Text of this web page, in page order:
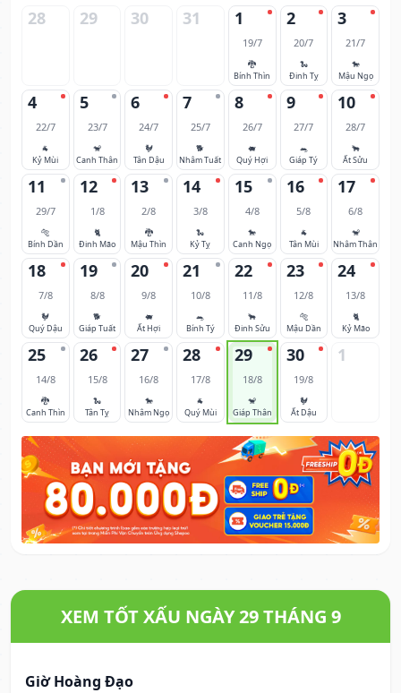
28 29 30 31 1
19/7
🐉
Bính Thìn
2
20/7
🐍
Đinh Tỵ
3
21/7
🐎
Mậu Ngọ
4
22/7
🐐
Kỷ Mùi
5
23/7
🐒
Canh Thân
6
24/7
🐓
Tân Dậu
7
25/7
🐕
Nhâm Tuất
8
26/7
🐖
Quý Hợi
9
27/7
🐀
Giáp Tý
10
28/7
🐂
Ất Sửu
11
29/7
🐅
Bính Dần
12
1/8
🐈
Đinh Mão
13
2/8
🐉
Mậu Thìn
14
3/8
🐍
Kỷ Tỵ
15
4/8
🐎
Canh Ngọ
16
5/8
🐐
Tân Mùi
17
6/8
🐒
Nhâm Thân
18
7/8
🐓
Quý Dậu
19
8/8
🐕
Giáp Tuất
20
9/8
🐖
Ất Hợi
21
10/8
🐀
Bính Tý
22
11/8
🐂
Đinh Sửu
23
12/8
🐅
Mậu Dần
24
13/8
🐈
Kỷ Mão
25
14/8
🐉
Canh Thìn
26
15/8
🐍
Tân Tỵ
27
16/8
🐎
Nhâm Ngọ
28
17/8
🐐
Quý Mùi
29
18/8
🐒
Giáp Thân
30
19/8
🐓
Ất Dậu
1
XEM TỐT XẤU NGÀY 29 THÁNG 9
Giờ Hoàng Đạo